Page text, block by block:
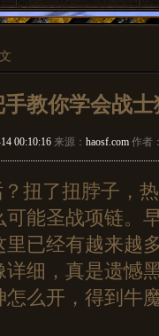
教你学会战士
00:10:16 来源： haosf.com 作者
扭了扭脖子，
能圣战项链。
已经有越来越
细，真是遗憾
么开，得到牛